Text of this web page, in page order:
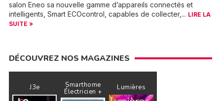
salon Eneo sa nouvelle gamme d’appareils connectés et
intelligents, Smart ECOcontrol, capables de collecter,... LIRE LA
SUITE »
DÉCOUVREZ NOS MAGAZINES
J3e Smarthome
Électricien + Lumières